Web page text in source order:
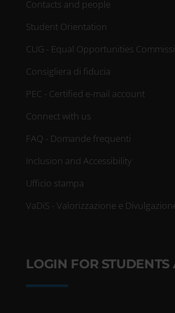
Contacts and people
Student Orientation
CUG - Equal Opportunities
Consigliera di fiducia
PEC - Certified e-mail account
Connect with us
FAQ - Domande frequenti
Inclusion and Accessibility
Ufficio stampa
VaDiS - Valorizzazione e
LOGIN FOR STUDENTS